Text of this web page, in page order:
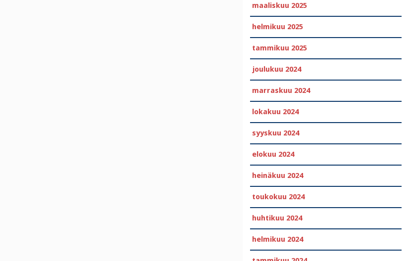
maaliskuu 2025
helmikuu 2025
tammikuu 2025
joulukuu 2024
marraskuu 2024
lokakuu 2024
syyskuu 2024
elokuu 2024
heinäkuu 2024
toukokuu 2024
huhtikuu 2024
helmikuu 2024